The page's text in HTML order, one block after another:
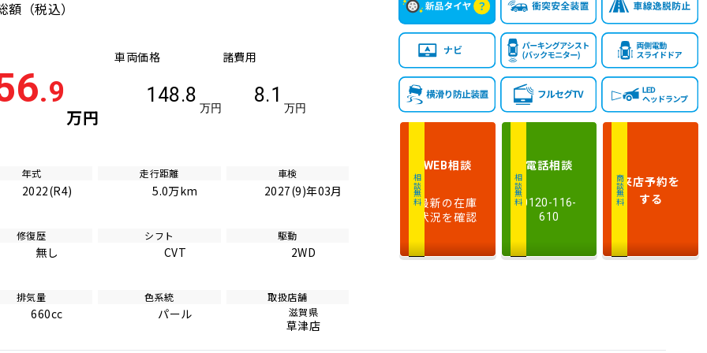
額 （税込）
.9
万円
車両価格
148.8
万円
諸費用
8.1
万円
年式
2022(R4)
走行距離
5.0万km
車検
2027(9)年03月
修復歴
無し
シフト
CVT
駆動
2WD
排気量
660cc
色系統
パール
取扱店舗
滋賀県
草津店
相談無料
WEB相談
最新の在庫
状況を確認
相談無料
電話相談
0120-116-
610
商談無料来店予約を
する